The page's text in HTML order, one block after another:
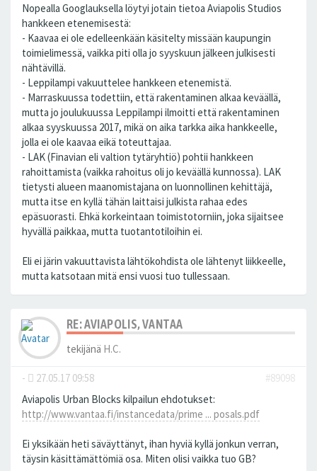
Nopealla Googlauksella löytyi jotain tietoa Aviapolis Studios
hankkeen etenemisestä:
- Kaavaa ei ole edelleenkään käsitelty missään kaupungin
toimielimessä, vaikka piti olla jo syyskuun jälkeen julkisesti
nähtävillä.
- Leppilampi vakuuttelee hankkeen etenemistä.
- Marraskuussa todettiin, että rakentaminen alkaa keväällä,
mutta jo joulukuussa Leppilampi ilmoitti että rakentaminen
alkaa syyskuussa 2017, mikä on aika tarkka aika hankkeelle,
jolla ei ole kaavaa eikä toteuttajaa.
- LAK (Finavian eli valtion tytäryhtiö) pohtii hankkeen
rahoittamista (vaikka rahoitus oli jo keväällä kunnossa). LAK
tietysti alueen maanomistajana on luonnollinen kehittäjä,
mutta itse en kyllä tähän laittaisi julkista rahaa edes
epäsuorasti. Ehkä korkeintaan toimistotorniin, joka sijaitsee
hyvällä paikkaa, mutta tuotantotiloihin ei.
Eli ei järin vakuuttavista lähtökohdista ole lähtenyt liikkeelle,
mutta katsotaan mitä ensi vuosi tuo tullessaan.
RE: AVIAPOLIS, VANTAA
tekijänä H.C.
- 27.05.17 09:58
#89098
Aviapolis Urban Blocks kilpailun ehdotukset:
http://www.vantaa.fi/instancedata/prime ... posals.pdf
Ei yksikään heti säväyttänyt, ihan hyviä kyllä jonkun verran,
täysin käsittämättömiä osa. Miten olisi vaikka tuo GB?